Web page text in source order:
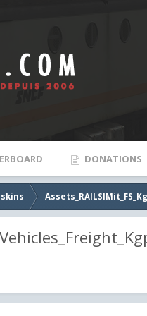
DONATIONS